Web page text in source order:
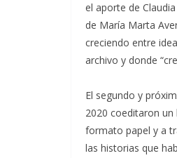
el aporte de
de María Marta
creciendo entre
archivo y donde
El segundo y
2020 coeditaron
formato papel y a
las historias que